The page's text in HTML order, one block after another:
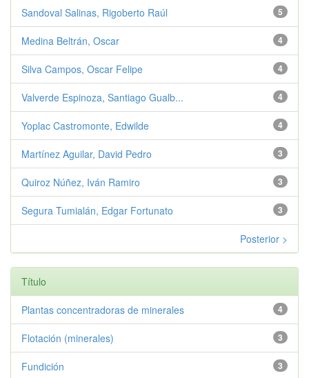
5
Sandoval Salinas, Rigoberto Raúl
4
Medina Beltrán, Oscar
4
Silva Campos, Oscar Felipe
4
Valverde Espinoza, Santiago Gualb...
4
Yoplac Castromonte, Edwilde
3
Martínez Aguilar, David Pedro
3
Quiroz Núñez, Iván Ramiro
3
Segura Tumialán, Edgar Fortunato
Posterior >
Título
4
Plantas concentradoras de minerales
3
Flotación (minerales)
3
Fundición